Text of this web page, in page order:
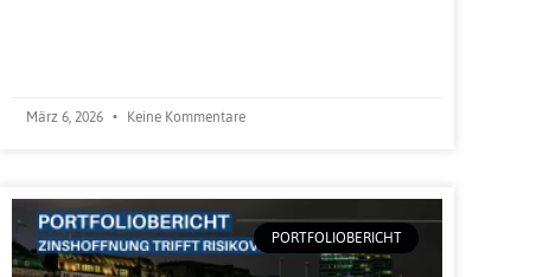
März 6, 2026 Keine Kommentare
PORTFOLIOBERICHT